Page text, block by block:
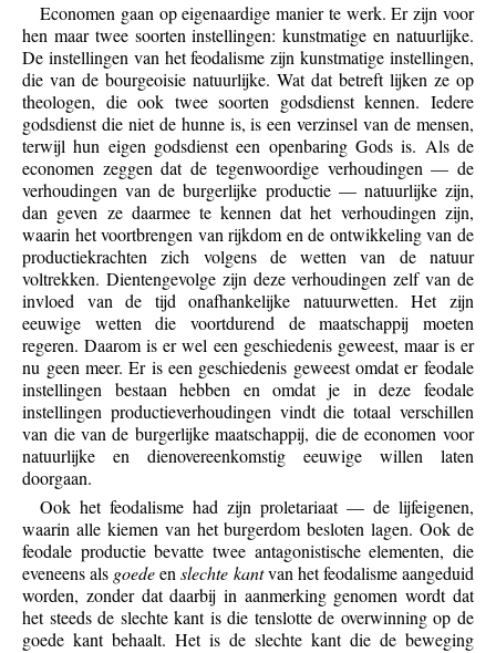
Economen gaan op eigenaardige manier te werk. Er zijn voor
hen maar twee soorten instellingen: kunstmatige en natuurlijke.
De instellingen van het feodalisme zijn kunstmatige instellingen,
die van de bourgeoisie natuurlijke. Wat dat betreft lijken ze op
theologen, die ook twee soorten godsdienst kennen. Iedere
godsdienst die niet de hunne is, is een verzinsel van de mensen,
terwijl hun eigen godsdienst een openbaring Gods is. Als de
economen zeggen dat de tegenwoordige verhoudingen — de
verhoudingen van de burgerlijke productie — natuurlijke zijn,
dan geven ze daarmee te kennen dat het verhoudingen zijn,
waarin het voortbrengen van rijkdom en de ontwikkeling van de
productiekrachten zich volgens de wetten van de natuur
voltrekken. Dientengevolge zijn deze verhoudingen zelf van de
invloed van de tijd onafhankelijke natuurwetten. Het zijn
eeuwige wetten die voortdurend de maatschappij moeten
regeren. Daarom is er wel een geschiedenis geweest, maar is er
nu geen meer. Er is een geschiedenis geweest omdat er feodale
instellingen bestaan hebben en omdat je in deze feodale
instellingen productieverhoudingen vindt die totaal verschillen
van die van de burgerlijke maatschappij, die de economen voor
natuurlijke en dienovereenkomstig eeuwige willen laten
doorgaan.
Ook het feodalisme had zijn proletariaat — de lijfeigenen,
waarin alle kiemen van het burgerdom besloten lagen. Ook de
feodale productie bevatte twee antagonistische elementen, die
eveneens als goedeenslechte kantvan het feodalisme aangeduid
worden, zonder dat daarbij in aanmerking genomen wordt dat
het steeds de slechte kant is die tenslotte de overwinning op de
goede kant behaalt. Het is de slechte kant die de beweging